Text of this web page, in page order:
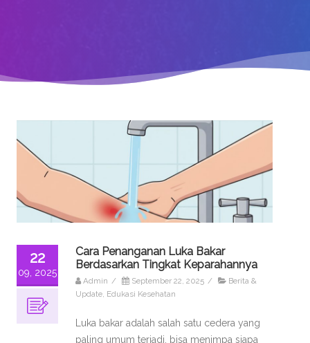
22
09, 2025
Cara Penanganan Luka Bakar
Berdasarkan Tingkat Keparahannya
Admin / September 22, 2025 /
Berita &
Update Edukasi Kesehatan
Luka bakar adalah salah satu cedera yang
paling umum terjadi, bisa menimpa siapa